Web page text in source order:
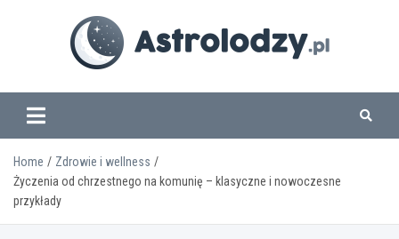
www.astrolodzy.pl
Home
Zdrowie i wellness
Życzenia od chrzestnego na komunię – klasyczne i nowoczesne
przykłady